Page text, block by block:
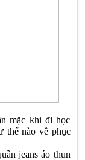
mặc khi đi học
thế nào về phục
jeans áo thun